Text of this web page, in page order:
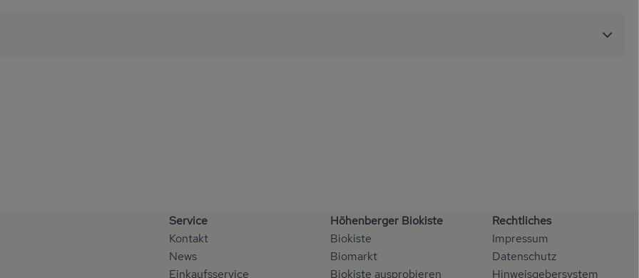
Service
Kontakt
News
Einkaufsservice
Höhenberger Biokiste
Biokiste
Biomarkt
Biokiste ausprobieren
Rechtliches
Impressum
Datenschutz
Hinweisgebersystem